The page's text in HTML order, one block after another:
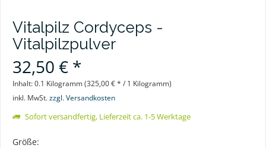
Vitalpilz Cordyceps -
Vitalpilzpulver
32,50 € *
Inhalt:0.1 Kilogramm (325,00 € * / 1 Kilogramm)
inkl. MwSt.zzgl. Versandkosten
Sofort versandfertig, Lieferzeit ca. 1-5 Werktage
Größe: